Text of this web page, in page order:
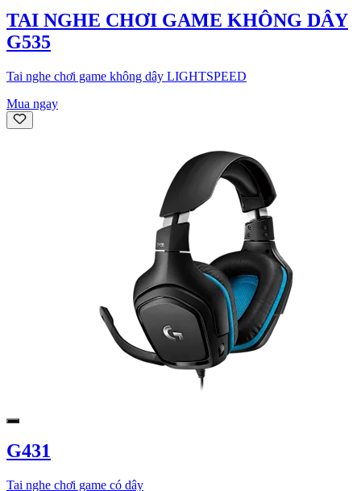
TAI NGHE CHƠI GAME KHÔNG DÂY
G535
Tai nghe chơi game không dây LIGHTSPEED
Mua ngay
G431
Tai nghe chơi game có dây